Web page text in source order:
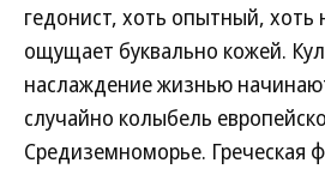
гедонист, хоть опытный,
ощущает буквально кожей.
наслаждение жизнью
случайно колыбель
Средиземноморье.